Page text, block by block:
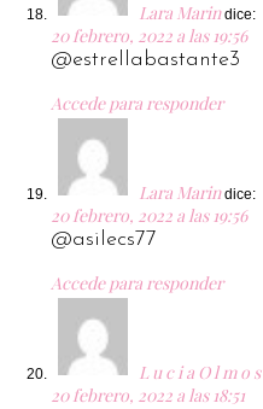
Lara Marin dice:
20 febrero, 2022 a las 19:56
@estrellabastante3
Accede para responder
Lara Marin dice:
20 febrero, 2022 a las 19:56
@asilecs77
Accede para responder
L u c i a O l m o s
20 febrero, 2022 a las 18:51